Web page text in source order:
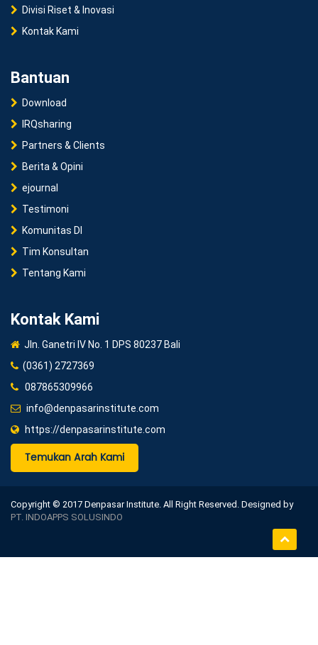
Divisi Riset & Inovasi
Kontak Kami
Bantuan
Download
IRQsharing
Partners & Clients
Berita & Opini
ejournal
Testimoni
Komunitas DI
Tim Konsultan
Tentang Kami
Kontak Kami
Jln. Ganetri IV No. 1 DPS 80237 Bali
(0361) 2727369
087865309966
info@denpasarinstitute.com
https://denpasarinstitute.com
Temukan Arah Kami
Copyright © 2017 Denpasar Institute. All Right Reserved. Designed by
PT. INDOAPPS SOLUSINDO